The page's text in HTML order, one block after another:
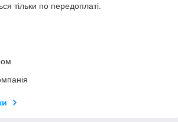
тільки по передоплаті.